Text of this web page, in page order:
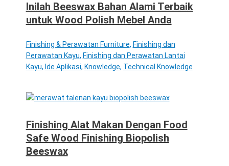
Inilah Beeswax Bahan Alami Terbaik
untuk Wood Polish Mebel Anda
Finishing & Perawatan Furniture, Finishing dan
Perawatan Kayu, Finishing dan Perawatan Lantai
Kayu, Ide Aplikasi, Knowledge, Technical Knowledge
Finishing Alat Makan Dengan Food
Safe Wood Finishing Biopolish
Beeswax